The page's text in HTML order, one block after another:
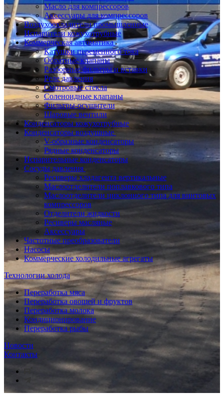
Масло для компрессоров
Аксессуары для компрессоров
Воздухоохладители промышленные
Испарители кожухотрубные
Коммерческая автоматика
Катушки переменного тока
Обратные клапаны
Разборные фильтры и вставки
Реле давления
Смотровые стекла
Соленоидные клапаны
Фильтры-осушители
Шаровые вентили
Конденсаторы кожухотрубные
Конденсаторы воздушные
V-образные конденсаторы
Рядные конденсаторы
Испарительные конденсаторы
Сосуды давления
Ресиверы хладагента вертикальные
Маслоотделители поплавкового типа
Маслоотделители циклонного типа для винтовых
компрессоров
Отделители жидкости
Ресиверы масляные
Аксессуары
Частотные преобразователи
Насосы
Коммерческие холодильные агрегаты
Технологии холода
Переработка мяса
Переработка овощей и фруктов
Переработка молока
Кондиционирование
Переработка рыбы
Новости
Контакты